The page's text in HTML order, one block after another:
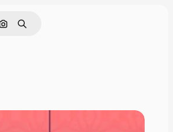
Поиск по изображению
Поиск